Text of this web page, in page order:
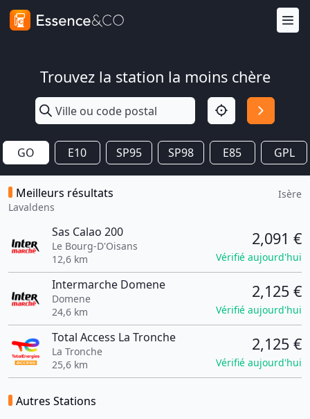
Trouvez la station la moins chère
GO E10 SP95 SP98 E85 GPL
Meilleurs résultats
Lavaldens
Isère
Sas Calao 200
Le Bourg-D'Oisans
12,6 km
2,091 €
Vérifié aujourd'hui
Intermarche Domene
Domene
24,6 km
2,125 €
Vérifié aujourd'hui
Total Access La Tronche
La Tronche
25,6 km
2,125 €
Vérifié aujourd'hui
Autres Stations